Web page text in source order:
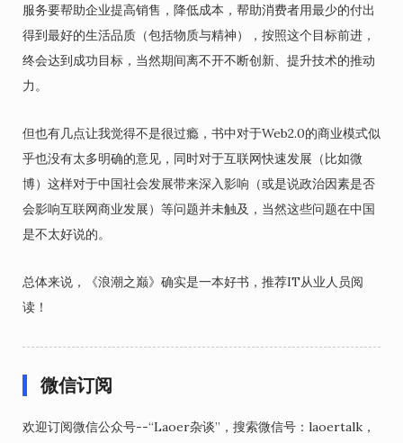
服务要帮助企业提高销售，降低成本，帮助消费者用最少的付出
得到最好的生活品质（包括物质与精神），按照这个目标前进，
终会达到成功目标，当然期间离不开不断创新、提升技术的推动
力。
但也有几点让我觉得不是很过瘾，书中对于Web2.0的商业模式似
乎也没有太多明确的意见，同时对于互联网快速发展（比如微
博）这样对于中国社会发展带来深入影响（或是说政治因素是否
会影响互联网商业发展）等问题并未触及，当然这些问题在中国
是不太好说的。
总体来说，《浪潮之巅》确实是一本好书，推荐IT从业人员阅
读！
微信订阅
欢迎订阅微信公众号--“Laoer杂谈”，搜索微信号：laoertalk，